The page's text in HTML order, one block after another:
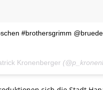
#brothersgrimm
Kronenberger